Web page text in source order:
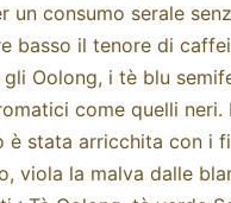
un consumo serale
basso il tenore di
gli Oolong, i tè blu
come quelli neri.
è stata arricchita con i
viola la malva dalle